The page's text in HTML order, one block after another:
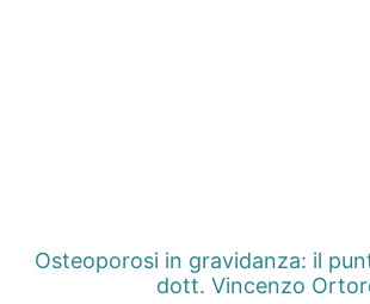
Osteoporosi in gravidanza: il
dott. Vincenzo